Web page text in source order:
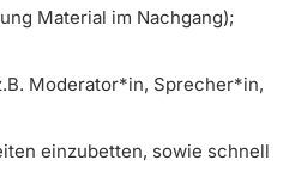
Material im Nachgang);
Moderator*in, Sprecher*in,
einzubetten, sowie schnell